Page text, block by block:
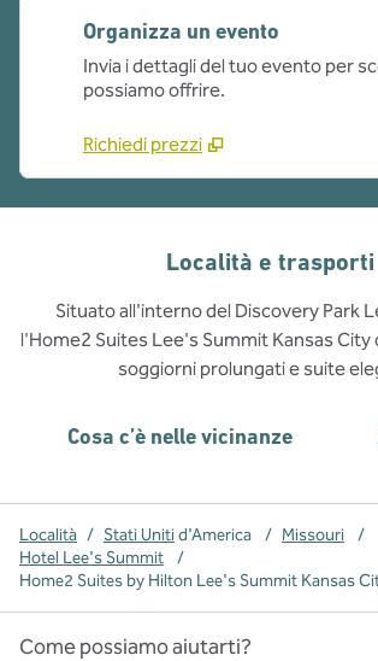
Organizza un evento
Invia i dettagli del tuo evento per
possiamo offrire.
Richiedi prezzi
Località e trasporti
Situato all'interno del Discovery Park
l'Home2 Suites Lee's Summit Kansas
soggiorni prolungati e suite
Cosa c’è nelle vicinanze
Località / Stati Uniti d'America / Missouri
/
Hotel Lee's Summit
/
Home2 Suites by Hilton Lee's Summit Kansas
Come possiamo aiutarti?